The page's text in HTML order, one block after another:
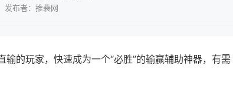
发布者：推裴网
的玩家，快速成为一个“必胜”的输赢辅助神器，有需